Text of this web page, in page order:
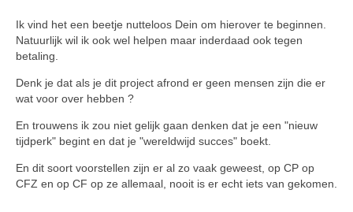
Ik vind het een beetje nutteloos Dein om hierover te beginnen.
Natuurlijk wil ik ook wel helpen maar inderdaad ook tegen
betaling.
Denk je dat als je dit project afrond er geen mensen zijn die er
wat voor over hebben ?
En trouwens ik zou niet gelijk gaan denken dat je een "nieuw
tijdperk" begint en dat je "wereldwijd succes" boekt.
En dit soort voorstellen zijn er al zo vaak geweest, op CP op
CFZ en op CF op ze allemaal, nooit is er echt iets van gekomen.